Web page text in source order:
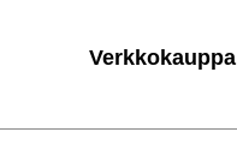
Verkkokauppa